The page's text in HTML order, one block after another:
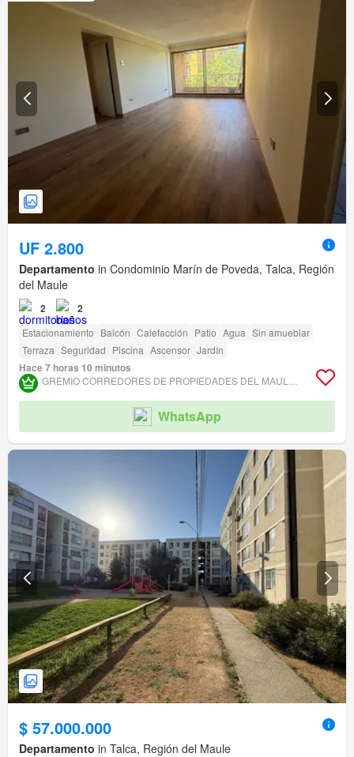
UF 2.800
Departamento in Condominio Marín de Poveda, Talca, Región
del Maule
2 2
Estacionamiento Balcón Calefacción Patio Agua Sin amueblar
Terraza Seguridad Piscina Ascensor Jardín
Hace 7 horas 10 minutos
WhatsApp
$ 57.000.000
Departamento in Talca, Región del Maule